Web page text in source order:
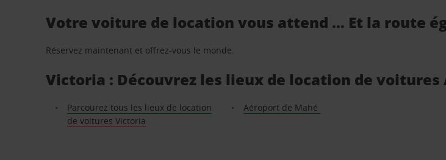
Votre voiture de location vous attend … Et la route
Réservez maintenant et offrez-vous le monde.
Victoria : Découvrez les lieux de location de
Parcourez tous les lieux de location
de voitures Victoria
Aéroport de Mahé